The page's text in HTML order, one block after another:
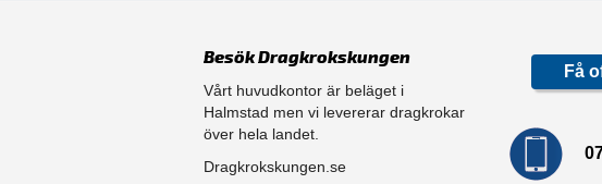
Besök Dragkrokskungen
Vårt huvudkontor är beläget i
Halmstad men vi levererar dragkrokar
över hela landet.
Dragkrokskungen.se
Få